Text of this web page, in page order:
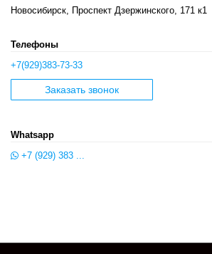
Новосибирск, ​Проспект Дзержинского, 171 к1
Телефоны
+7(929)383-73-33
Заказать звонок
Whatsapp
+7 (929) 383 ...